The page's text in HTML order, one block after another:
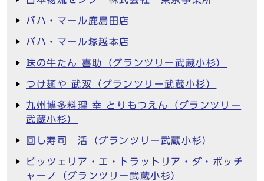
バハ・マール鹿島田店
バハ・マール塚越本店
味の牛たん 喜助（グランツリー武蔵小杉）
つけ麺や 武双（グランツリー武蔵小杉）
九州博多料理 幸 とりもつえん（グランツリー
武蔵小杉）
回し寿司 活（グランツリー武蔵小杉）
ピッツェリア・エ・トラットリア・ダ・ボッチ
ャーノ（グランツリー武蔵小杉）